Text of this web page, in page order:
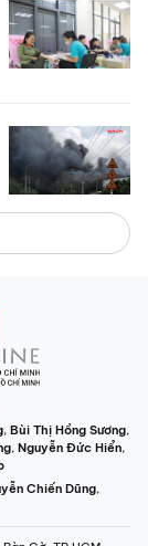
, Bùi Thị Hồng Sương,
, Nguyễn Đức Hiển,
Chiến Dũng,